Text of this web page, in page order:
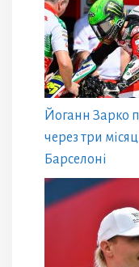
Йоганн Зарко
через три
Барселоні